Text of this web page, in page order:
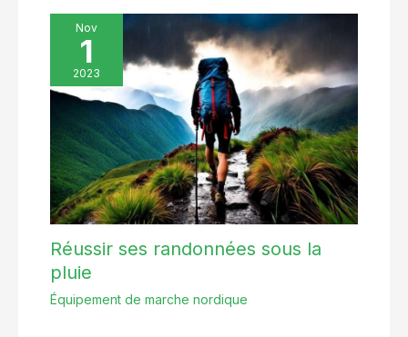
Nov
1
2023
Réussir ses randonnées sous la
pluie
Équipement de marche nordique